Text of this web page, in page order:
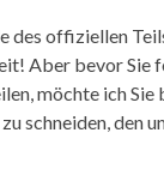
des offiziellen
Aber bevor Sie
möchte ich Sie
schneiden, den